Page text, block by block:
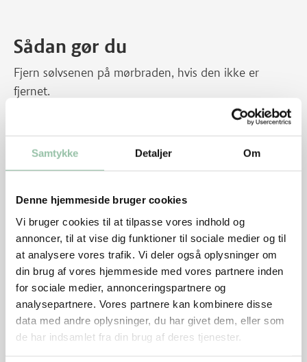
Samtykke Detaljer Om
Denne hjemmeside bruger cookies
Vi bruger cookies til at tilpasse vores indhold og
annoncer, til at vise dig funktioner til sociale medier og til
at analysere vores trafik. Vi deler også oplysninger om
din brug af vores hjemmeside med vores partnere inden
for sociale medier, annonceringspartnere og
analysepartnere. Vores partnere kan kombinere disse
data med andre oplysninger, du har givet dem, eller som
de har indsamlet fra din brug af deres tjenester.
Sådan gør du
Fjern sølvsenen på mørbraden, hvis den ikke er
fjernet.
Rør yoghurt sammen med knust hvidløg, citronsaft,
salt og Tandoori krydderi. Læg mørbraden i
Tænd ovnen på 250 grader. Læg mørbraden på en
bageplade med bagepapir. Steg den i ovnen ca. 10
minutter på hver side i alt 20 minutter til centrum
temperaturen er ca. 65 grader.
Skær agurken igennem på langs, fjern kernerne og
skær den i skrå skiver. Skær salaten i strimler. Rør
dressingen sammen af yoghurt, spidskommen og